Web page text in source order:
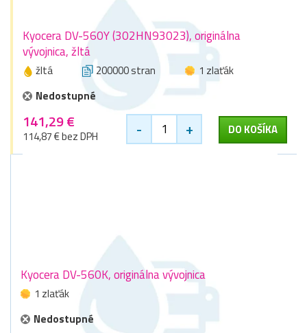
Kyocera DV-560Y (302HN93023), originálna
vývojnica, žltá
žltá 200000 stran
1 zlaťák
Nedostupné
141,29 €
114,87 € bez DPH - + DO KOŠÍKA
Kyocera DV-560K, originálna vývojnica
1 zlaťák
Nedostupné